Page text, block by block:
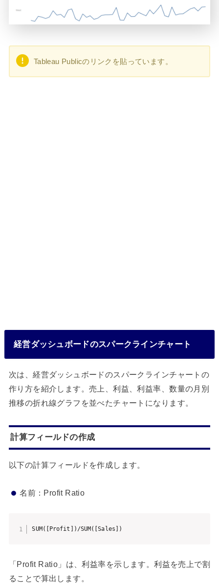
Tableau Publicのリンクを貼っています。
経営ダッシュボードのスパークラインチャート
次は、経営ダッシュボードのスパークラインチャートの
作り方を紹介します。売上、利益、利益率、数量の月別
推移の折れ線グラフを並べたチャートになります。
計算フィールドの作成
以下の計算フィールドを作成します。
名前：Profit Ratio
SUM([Profit])/SUM([Sales])
「Profit Ratio」は、利益率を示します。利益を売上で割
ることで算出します。